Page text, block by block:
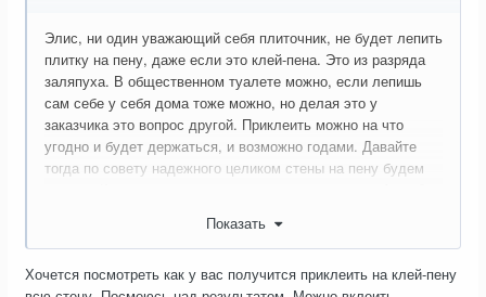
Элис, ни один уважающий себя плиточник, не будет лепить
плитку на пену, даже если это клей-пена. Это из разряда
заляпуха. В общественном туалете можно, если лепишь
сам себе у себя дома тоже можно, но делая это у
заказчика это вопрос другой. Приклеить можно на что
угодно и будет держаться, и возможно годами. Давайте
тогда по совету надежного целиком стены на пену будем
тому, что этот кадр позиционирует себя как
высококвалифицированного профессионала, а все
остальные недоучки и по его высокопрофессиональному
Показать
Хочется посмотреть как у вас получится приклеить на клей-пену